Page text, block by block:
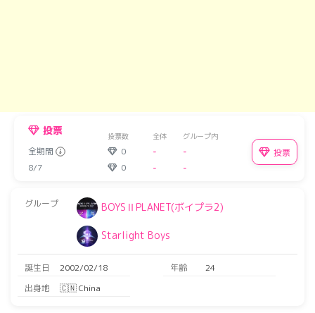
投票 投票数 全体 グループ内
全期間 0 -
-
8/7
0 - -
投票
グループ BOYSⅡPLANET(ボイプラ2)
Starlight Boys
誕生日 2002/02/18 年齢
24
出身地
🇨🇳 China